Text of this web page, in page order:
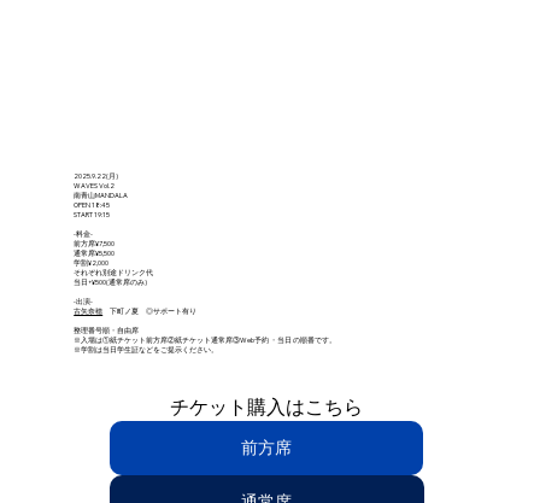
2025.9.22(月)
WAVES Vol.2
南青山MANDALA
OPEN 18:45
START 19:15
-料金-
前方席¥7,500
通常席¥5,500
学割¥2,000
それぞれ別途ドリンク代
当日+¥500(通常席のみ)
-出演-
古矢奈穂 下町ノ夏 ◎サポート有り
整理番号順・自由席
※入場は①紙チケット前方席②紙チケット通常席③Web予約 ・当日 の順番です。
※学割は当日学生証などをご提示ください。
チケット購入はこちら
前方席